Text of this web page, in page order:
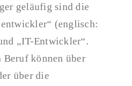
geläufig sind die
(englisch:
„IT-Entwickler“.
können über
über die